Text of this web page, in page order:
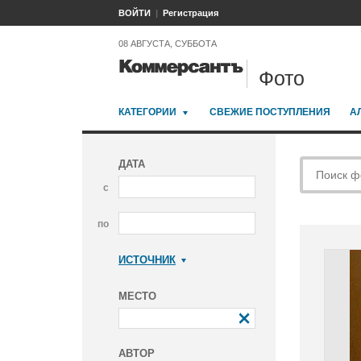
ВОЙТИ Регистрация
08 АВГУСТА, СУББОТА
Фото
КАТЕГОРИИ СВЕЖИЕ ПОСТУПЛЕНИЯ
ДАТА
с
по
ИСТОЧНИК
МЕСТО
АВТОР